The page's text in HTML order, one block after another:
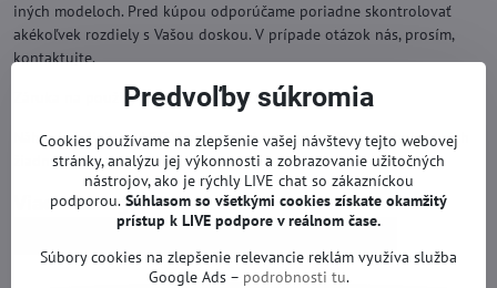
iných modeloch. Pred kúpou odporúčame poriadne skontrolovať
akékoľvek rozdiely s Vašou doskou. V prípade otázok nás, prosím,
kontaktujte.
Záruka na použitý diel je 12 mesiacov od zakúpenia.
Náhradné diely na LG TV sú funkčné od výroby. Neprebehol na nich
žiadny servis ani oprava.
Viac z kategórie
Náhradné diely | LG TV
Predvoľby súkromia
Cookies používame na zlepšenie vašej návštevy tejto webovej
stránky, analýzu jej výkonnosti a zobrazovanie užitočných
nástrojov, ako je rýchly LIVE chat so zákazníckou
podporou. Súhlasom so všetkými cookies získate okamžitý
prístup k LIVE podpore v reálnom čase.
Súbory cookies na zlepšenie relevancie reklám využíva služba
Google Ads – podrobnosti tu.